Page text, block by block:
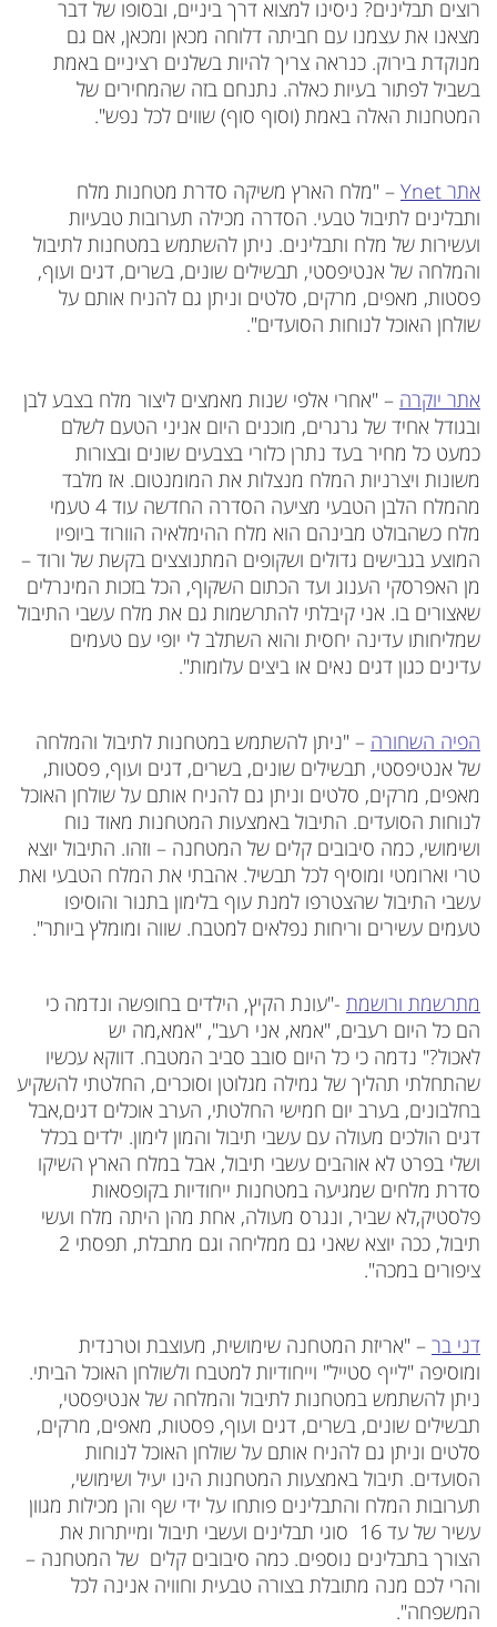
רוצים תבלינים? ניסינו למצוא דרך ביניים, ובסופו של דבר
מצאנו את עצמנו עם חביתה דלוחה מכאן ומכאן, אם גם
מנוקדת בירוק. כנראה צריך להיות בשלנים רציניים באמת
בשביל לפתור בעיות כאלה. נתנחם בזה שהמחירים של
המטחנות האלה באמת (וסוף סוף) שווים לכל נפש".
אתר Ynet
– "מלח הארץ משיקה סדרת מטחנות מלח
ותבלינים לתיבול טבעי. הסדרה מכילה תערובות טבעיות
ועשירות של מלח ותבלינים. ניתן להשתמש במטחנות לתיבול
והמלחה של אנטיפסטי, תבשילים שונים, בשרים, דגים ועוף,
פסטות, מאפים, מרקים, סלטים וניתן גם להניח אותם על
שולחן האוכל לנוחות הסועדים".
אתר יוקרה – "אחרי אלפי שנות מאמצים ליצור מלח בצבע לבן
ובגודל אחיד של גרגרים, מוכנים היום אניני הטעם לשלם
כמעט כל מחיר בעד נתרן כלורי בצבעים שונים ובצורות
משונות ויצרניות המלח מנצלות את המומנטום. אז מלבד
מהמלח הלבן הטבעי מציעה הסדרה החדשה עוד 4 טעמי
מלח כשהבולט מבינהם הוא מלח ההימלאיה הוורוד ביופיו
המוצע בגבישים גדולים ושקופים המתנוצצים בקשת של ורוד –
מן האפרסקי הענוג ועד הכתום השקוף, הכל בזכות המינרלים
שאצורים בו. אני קיבלתי להתרשמות גם את מלח עשבי התיבול
שמליחותו עדינה יחסית והוא השתלב לי יופי עם טעמים
עדינים כגון דגים נאים או ביצים עלומות".
הפיה השחורה – "ניתן להשתמש במטחנות לתיבול והמלחה
של אנטיפסטי, תבשילים שונים, בשרים, דגים ועוף, פסטות,
מאפים, מרקים, סלטים וניתן גם להניח אותם על שולחן האוכל
לנוחות הסועדים. התיבול באמצעות המטחנות מאוד נוח
ושימושי, כמה סיבובים קלים של המטחנה – וזהו. התיבול יוצא
טרי וארומטי ומוסיף לכל תבשיל. אהבתי את המלח הטבעי ואת
עשבי התיבול שהצטרפו למנת עוף בלימון בתנור והוסיפו
טעמים עשירים וריחות נפלאים למטבח. שווה ומומלץ ביותר".
מתרשמת ורושמת -"עונת הקיץ, הילדים בחופשה ונדמה כי
הם כל היום רעבים, "אמא, אני רעב", "אמא,מה יש
לאכול?" נדמה כי כל היום סובב סביב המטבח. דווקא עכשיו
שהתחלתי תהליך של גמילה מגלוטן וסוכרים, החלטתי להשקיע
בחלבונים, בערב יום חמישי החלטתי, הערב אוכלים דגים,אבל
דגים הולכים מעולה עם עשבי תיבול והמון לימון. ילדים בכלל
ושלי בפרט לא אוהבים עשבי תיבול, אבל במלח הארץ השיקו
סדרת מלחים שמגיעה במטחנות ייחודיות בקופסאות
פלסטיק,לא שביר, ונגרס מעולה, אחת מהן היתה מלח ועשי
תיבול, ככה יוצא שאני גם ממליחה וגם מתבלת, תפסתי 2
ציפורים במכה".
דני בר – "אריזת המטחנה שימושית, מעוצבת וטרנדית
ומוסיפה "לייף סטייל" וייחודיות למטבח ולשולחן האוכל הביתי.
ניתן להשתמש במטחנות לתיבול והמלחה של אנטיפסטי,
תבשילים שונים, בשרים, דגים ועוף, פסטות, מאפים, מרקים,
סלטים וניתן גם להניח אותם על שולחן האוכל לנוחות
הסועדים. תיבול באמצעות המטחנות הינו יעיל ושימושי,
תערובות המלח והתבלינים פותחו על ידי שף והן מכילות מגוון
עשיר של עד 16 סוגי תבלינים ועשבי תיבול ומייתרות את
הצורך בתבלינים נוספים. כמה סיבובים קלים של המטחנה –
והרי לכם מנה מתובלת בצורה טבעית וחוויה אנינה לכל
המשפחה".